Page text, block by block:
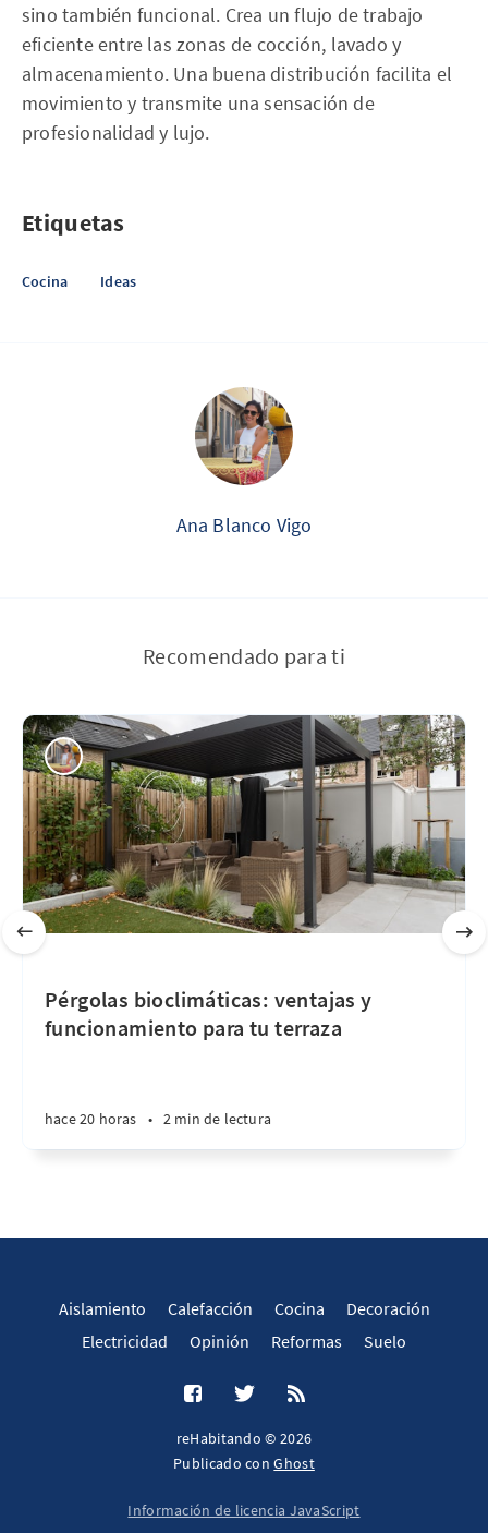
sino también funcional. Crea un flujo de trabajo
eficiente entre las zonas de cocción, lavado y
almacenamiento. Una buena distribución facilita el
movimiento y transmite una sensación de
profesionalidad y lujo.
Etiquetas
Cocina Ideas
Ana Blanco Vigo
Recomendado para ti
Pérgolas bioclimáticas: ventajas y
funcionamiento para tu terraza
hace 20 horas • 2 min de lectura
Aislamiento Calefacción Cocina
Decoración
Electricidad
Opinión Reformas Suelo
reHabitando © 2026
Publicado conGhost
Información de licencia JavaScript